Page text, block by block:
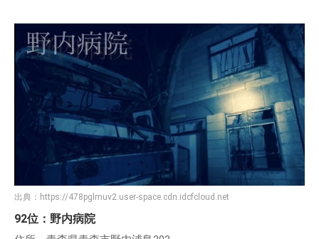
出典： https://478pglmuv2.user-space.cdn.idcfcloud.net
92位：野内病院